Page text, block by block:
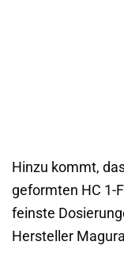
Hinzu kommt,
geformten HC 1-
feinste
Hersteller